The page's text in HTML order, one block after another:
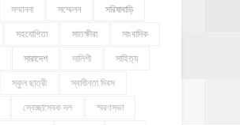
সম্মাননা সম্মেলন সরিষাবাড়ি
সহযোগিতা সাতক্ষীরা সাংবাদিক
সারাদেশ সালিশী সাহিত্য
স্কুল ছাত্রী স্বাধীনতা দিবস
স্বেচ্ছাসেবক দল স্মরণসভা